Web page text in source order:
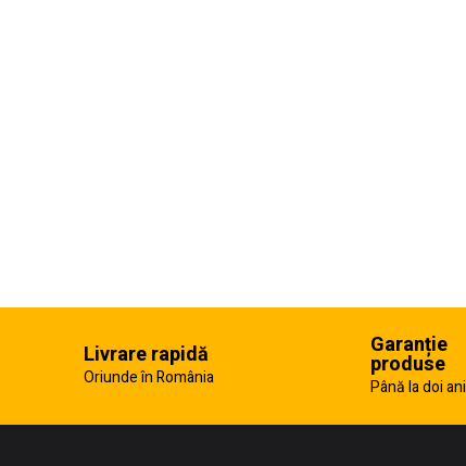
Livrare rapidă
Oriunde în România
Garanție
produse
Până la doi ani